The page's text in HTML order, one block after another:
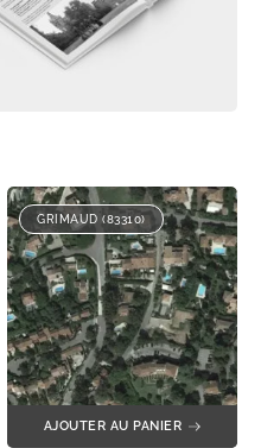
GRIMAUD (83310)
AJOUTER AU PANIER